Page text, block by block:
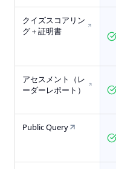
クイズスコアリン
グ＋証明書
アセスメント（レ
ーダーレポート）
Public Query